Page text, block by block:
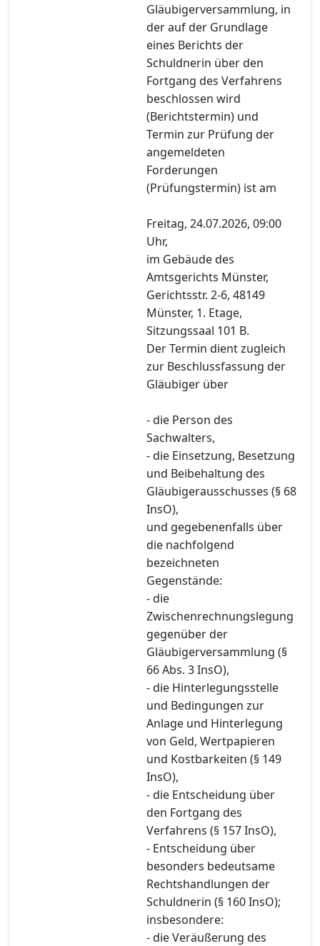
Gläubigerversammlung, in
der auf der Grundlage
eines Berichts der
Schuldnerin über den
Fortgang des Verfahrens
beschlossen wird
(Berichtstermin) und
Termin zur Prüfung der
angemeldeten
Forderungen
(Prüfungstermin) ist am
Freitag, 24.07.2026, 09:00
Uhr,
im Gebäude des
Amtsgerichts Münster,
Gerichtsstr. 2-6, 48149
Münster, 1. Etage,
Sitzungssaal 101 B.
Der Termin dient zugleich
zur Beschlussfassung der
Gläubiger über
- die Person des
Sachwalters,
- die Einsetzung, Besetzung
und Beibehaltung des
Gläubigerausschusses (§ 68
InsO),
und gegebenenfalls über
die nachfolgend
bezeichneten
Gegenstände:
- die
Zwischenrechnungslegung
gegenüber der
Gläubigerversammlung (§
66 Abs. 3 InsO),
- die Hinterlegungsstelle
und Bedingungen zur
Anlage und Hinterlegung
von Geld, Wertpapieren
und Kostbarkeiten (§ 149
InsO),
- die Entscheidung über
den Fortgang des
Verfahrens (§ 157 InsO),
- Entscheidung über
besonders bedeutsame
Rechtshandlungen der
Schuldnerin (§ 160 InsO);
insbesondere:
- die Veräußerung des